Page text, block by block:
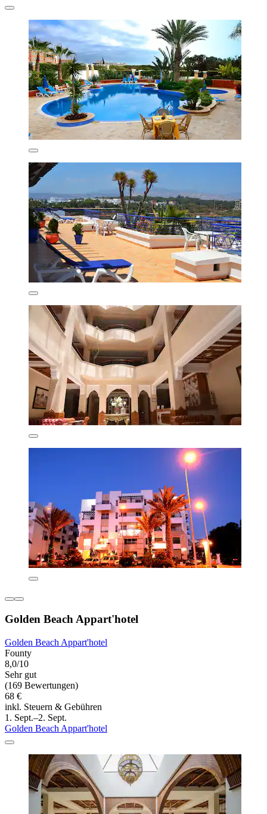
Golden Beach Appart'hotel
Golden Beach Appart'hotel
Founty
8,0/10
Sehr gut
(169 Bewertungen)
68 €
inkl. Steuern & Gebühren
1. Sept.–2. Sept.
Golden Beach Appart'hotel